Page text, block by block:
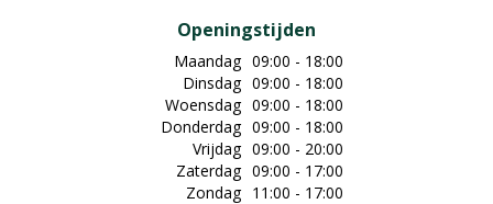
Openingstijden
Maandag 09:00 - 18:00
Dinsdag 09:00 - 18:00
Woensdag 09:00 - 18:00
Donderdag 09:00 - 18:00
Vrijdag 09:00 - 20:00
Zaterdag 09:00 - 17:00
Zondag 11:00 - 17:00